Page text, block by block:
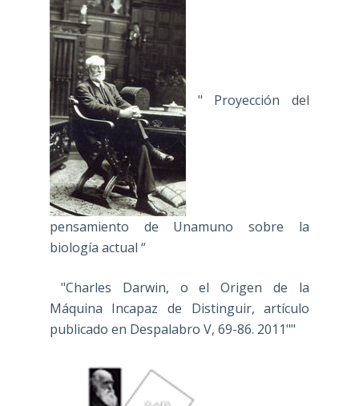
" Proyección del
pensamiento de Unamuno sobre la
biología actual “
"Charles Darwin, o el Origen de la
Máquina Incapaz de Distinguir, artículo
publicado en Despalabro V, 69-86. 2011""